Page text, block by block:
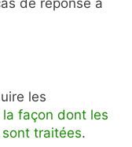
les
la façon dont les
traitées.